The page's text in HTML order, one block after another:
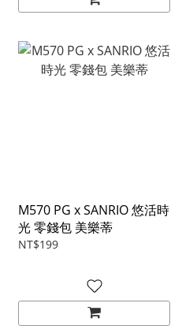
M570 PG x SANRIO 悠活時
光 零錢包 美樂蒂
NT$199